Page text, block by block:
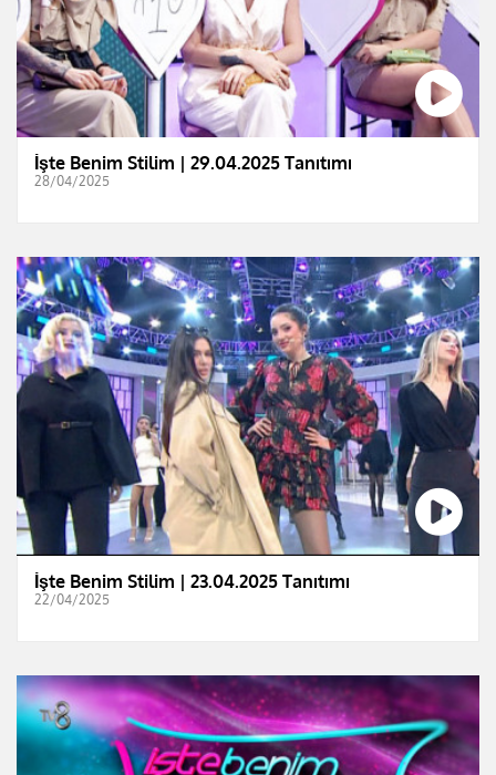
İşte Benim Stilim | 29.04.2025 Tanıtımı
28/04/2025
İşte Benim Stilim | 23.04.2025 Tanıtımı
22/04/2025